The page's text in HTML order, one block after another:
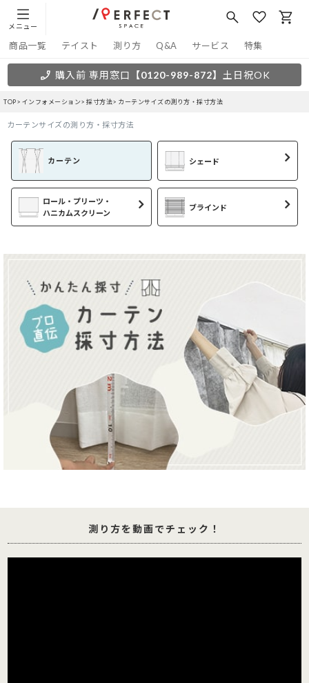
メニュー
商品一覧 テイスト 測り方 Q&A サービス 特集
購入前 専用窓口 【0120-989-872】 土日祝OK
TOP インフォメーション 採寸方法 カーテンサイズの測り方・採寸方法
カーテンサイズの測り方・採寸方法
カーテン シェード
ロール・プリーツ・
ハニカムスクリーン
ブラインド
測り方を動画でチェック！